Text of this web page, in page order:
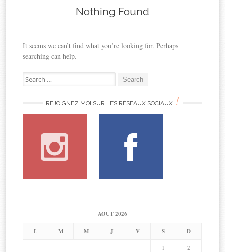
Nothing Found
It seems we can’t find what you’re looking for. Perhaps
searching can help.
Search
for:
REJOIGNEZ MOI SUR LES RÉSEAUX SOCIAUX !
AOÛT 2026
L M M J V S D
1 2